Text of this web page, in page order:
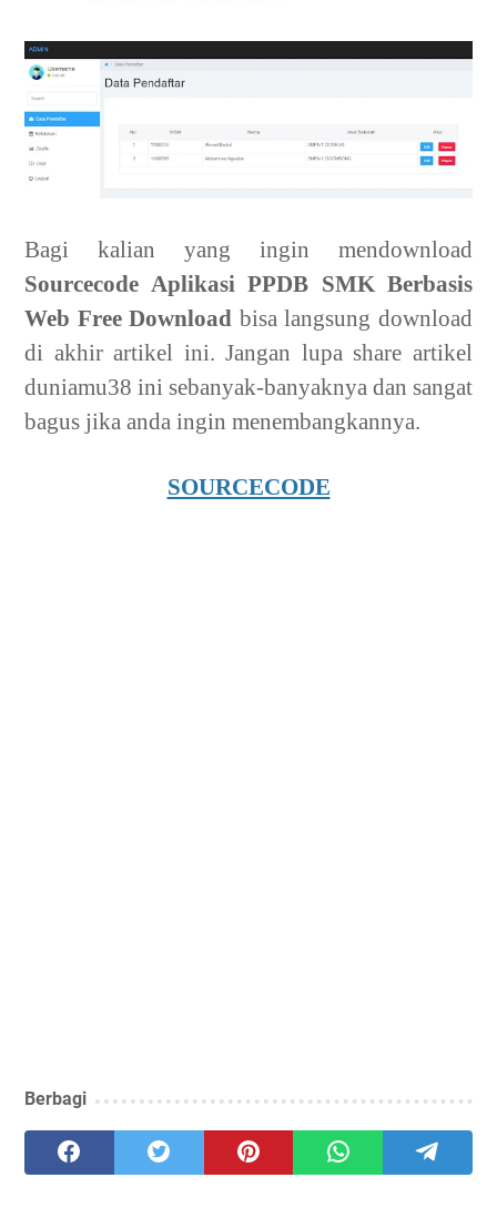
Bagi kalian yang ingin mendownload
Sourcecode Aplikasi PPDB SMK Berbasis
Web Free Download bisa langsung download
di akhir artikel ini. Jangan lupa share artikel
duniamu38 ini sebanyak-banyaknya dan sangat
bagus jika anda ingin menembangkannya.
SOURCECODE
Berbagi